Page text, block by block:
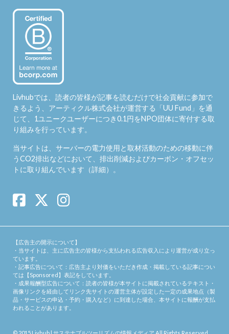
Livhubでは、読者の皆様が記事を読むだけで社会貢献に参加で
きるよう、アーティクル株式会社が運営する「UU Fund 」を通
じて、1ユニークユーザーにつき0.1円をNPO団体に寄付する取
り組みを行っています。
当サイトは、サーバーの電力使用と取材活動のための移動に伴
うCO2排出などにおいて、排出削減およびカーボン・オフセッ
トに取り組んでいます（詳細）。
【広告主の開示について】
・当サイトは、主に広告主の皆様から支払われる広告収入により運営が成り立っ
ています。
・記事広告について：広告主より対価をいただき作成・掲載している記事につい
ては【Sponsored】表記をしています。
・成果報酬型広告について：読者の皆様が本サイトに掲載されているテキスト・
画像リンクを経由してリンク先サイトの運営主体が設定した一定の成果地点（製
品・サービスの申込・予約・購入など）に到達した場合、本サイトに報酬が支払
われることがあります。